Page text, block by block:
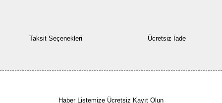
Taksit Seçenekleri Ücretsiz İade
Haber Listemize Ücretsiz Kayıt Olun